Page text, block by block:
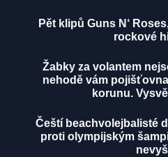
Pět klipů Guns N‘
rockové
Žabky za volantem
nehodě vám
korunu.
Čeští beachvolejbalisté
proti olympijským